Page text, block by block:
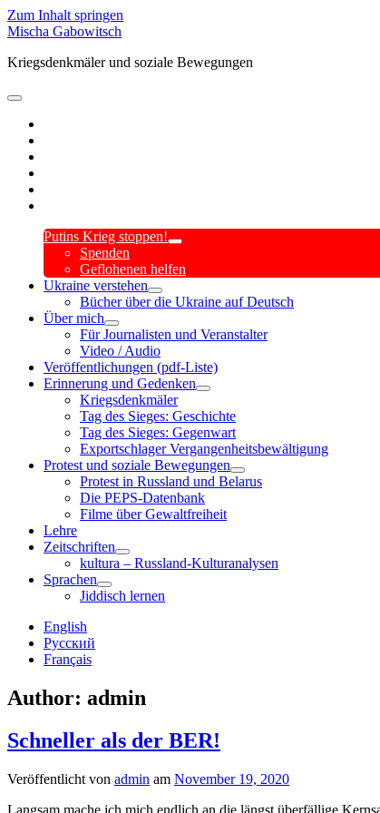
Zum Inhalt springen
Mischa Gabowitsch
Kriegsdenkmäler und soziale Bewegungen
open
menu
Putins Krieg stoppen!
open
menu
Spenden
Geflohenen helfen
Ukraine verstehen
open
child
Bücher über die Ukraine auf Deutsch
Über mich
open
child
menu
Für Journalisten und Veranstalter
Video / Audio
Veröffentlichungen (pdf-Liste)
Erinnerung und Gedenken
open
child
menu
Kriegsdenkmäler
Tag des Sieges: Geschichte
Tag des Sieges: Gegenwart
Exportschlager Vergangenheitsbewältigung
Protest und soziale Bewegungen
open
child
Protest in Russland und Belarus
Die PEPS-Datenbank
Filme über Gewaltfreiheit
Lehre
Zeitschriften
open
child
kultura – Russland-Kulturanalysen
Sprachen
open
child
Jiddisch lernen
Sidebar
English
Русский
Français
Author: admin
Schneller als der BER!
Veröffentlicht von admin am November 19, 2020
Langsam mache ich mich endlich an die längst überfällige